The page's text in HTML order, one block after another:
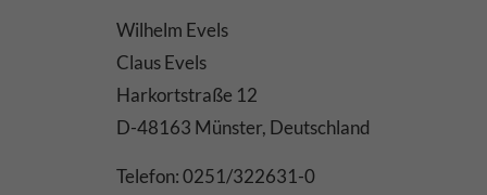
Wilhelm Evels
Claus Evels
Harkortstraße 12
D-48163 Münster, Deutschland
Telefon: 0251/322631-0